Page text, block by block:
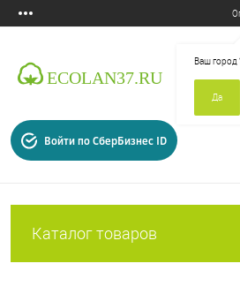
Ваш город
Да
Войти по СберБизнес ID
Каталог товаров